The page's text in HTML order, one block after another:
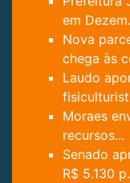
em
Nova
chega às
Laudo
Moraes
recursos...
Senado
R$ 5.130